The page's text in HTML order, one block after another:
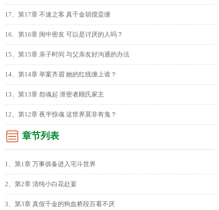
17、第17章 不速之客 真千金胡搅蛮缠
16、第16章 闺中密友 可以是讨厌的人吗？
15、第15章 亲子时间 与父亲友好沟通的办法
14、第14章 举案齐眉 她的红线缠上谁？
13、第13章 怨魂起 泄密者顾氏家主
12、第12章 夜半惊魂 这世界莫非有鬼？
章节列表
1、第1章 万事俱备进入宅斗世界
2、第2章 清纯小白花赴宴
3、第3章 真假千金的狗血桥段百看不厌